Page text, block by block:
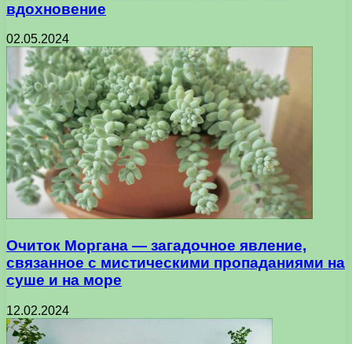
вдохновение
02.05.2024
Очиток Моргана — загадочное явление,
связанное с мистическими пропаданиями на
суше и на море
12.02.2024